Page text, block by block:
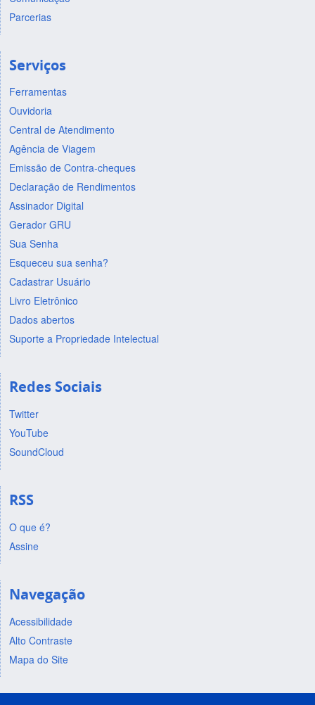
Parcerias
Serviços
Ferramentas
Ouvidoria
Central de Atendimento
Agência de Viagem
Emissão de Contra-cheques
Declaração de Rendimentos
Assinador Digital
Gerador GRU
Sua Senha
Esqueceu sua senha?
Cadastrar Usuário
Livro Eletrônico
Dados abertos
Suporte a Propriedade Intelectual
Redes Sociais
Twitter
YouTube
SoundCloud
RSS
O que é?
Assine
Navegação
Acessibilidade
Alto Contraste
Mapa do Site